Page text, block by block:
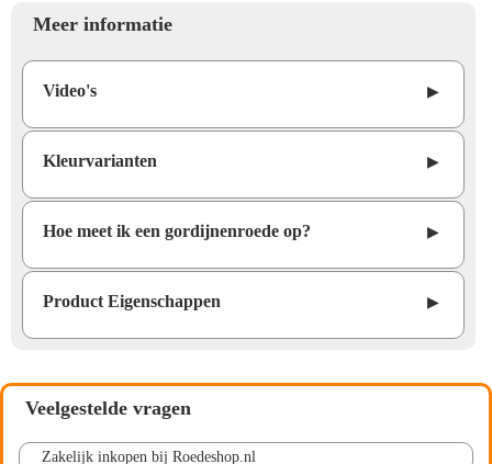
Meer informatie
Video's ▶
Kleurvarianten ▶
Hoe meet ik een gordijnenroede op? ▶
Product Eigenschappen ▶
Veelgestelde vragen
Zakelijk inkopen bij Roedeshop.nl